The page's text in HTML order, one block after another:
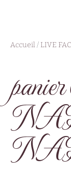
Accueil/ LIVE